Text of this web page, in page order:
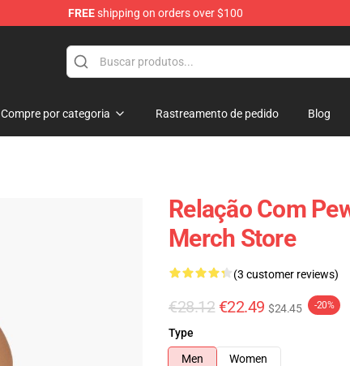
FREEshipping on orders over $100
Compre por categoria Rastreamento de pedido Blog
Relação Com
Merch Store
(3 customer reviews)
€28.12 €22.49 $24.45 -20%
Type
Men
Women